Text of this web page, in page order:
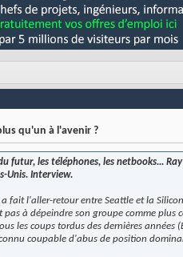
qu'un à l'avenir ?
futur, les téléphones, les netbooks...
Unis. Interview.
fait l'aller-retour entre Seattle et la
à dépeindre son groupe comme plus
les coups tordus des dernières années
coupable d'abus de position